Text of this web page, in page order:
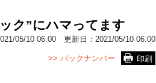
ク”にハマってます
05/10 06:00 更新日： 2021/05/10 06:00
印刷
>> バックナンバー